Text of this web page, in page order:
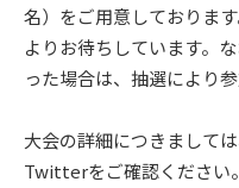
名）をご用意しておりま
よりお待ちしています。
った場合は、抽選により
大会の詳細につきまして
Twitterをご確認ください。